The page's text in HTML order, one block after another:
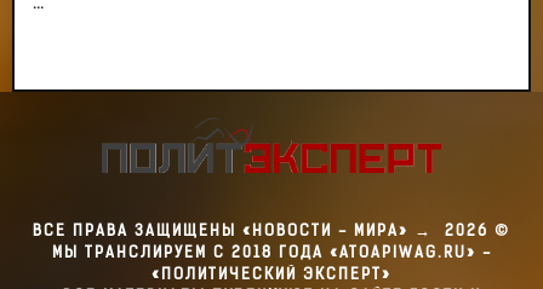
...
ВСЕ ПРАВА ЗАЩИЩЕНЫ «НОВОСТИ - МИРА» → 2026 ©
МЫ ТРАНСЛИРУЕМ С 2018 ГОДА «ATOAPIWAG.RU» -
«ПОЛИТИЧЕСКИЙ ЭКСПЕРТ»